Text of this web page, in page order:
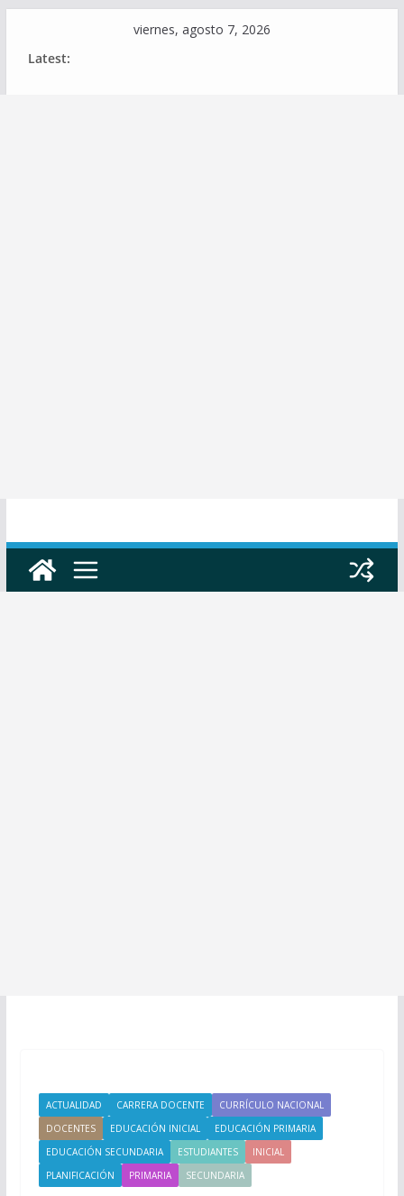
viernes, agosto 7, 2026
Latest:
ACTUALIDAD CARRERA DOCENTE
CURRÍCULO NACIONAL
DOCENTES
EDUCACIÓN INICIAL
EDUCACIÓN PRIMARIA
EDUCACIÓN SECUNDARIA
ESTUDIANTES
INICIAL
PLANIFICACIÓN
PRIMARIA SECUNDARIA